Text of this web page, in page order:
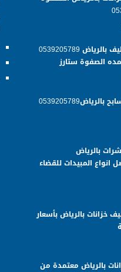
افضل شركة تنظيف بالرياض 0539205789
الصفوة ستارز
بالرياض
افضل انواع المبيدات للقضاء
خزانات بالرياض بأسعار
بالرياض معتمدة من